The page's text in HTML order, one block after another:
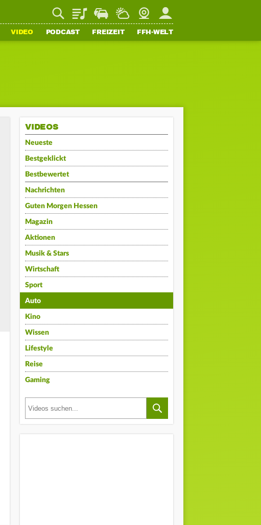
PlaylistStaupilotWetterWebcamMein FFH
VIDEO PODCAST FREIZEIT FFH-WELT
VIDEOS
Neueste
Bestgeklickt
Bestbewertet
Nachrichten
Guten Morgen Hessen
Magazin
Aktionen
Musik & Stars
Wirtschaft
Sport
Auto
Kino
Wissen
Lifestyle
Reise
Gaming